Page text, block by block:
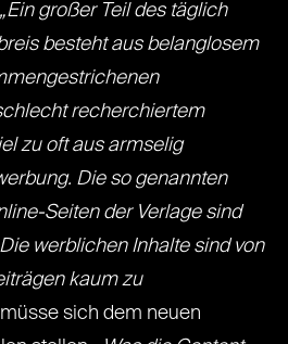
„Ein großer Teil des täglich
besteht aus belanglosem
recherchiertem
zu oft aus armselig
Die so genannten
Seiten der Verlage sind
werblichen Inhalte sind von
kaum zu
sich dem neuen